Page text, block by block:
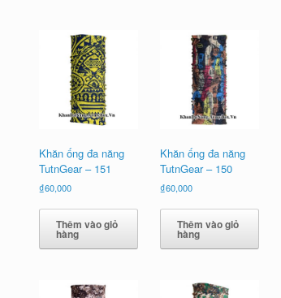
Khăn ống đa năng
TutnGear – 151
₫60,000
Thêm vào giỏ
hàng
Khăn ống đa năng
TutnGear – 150
₫60,000
Thêm vào giỏ
hàng